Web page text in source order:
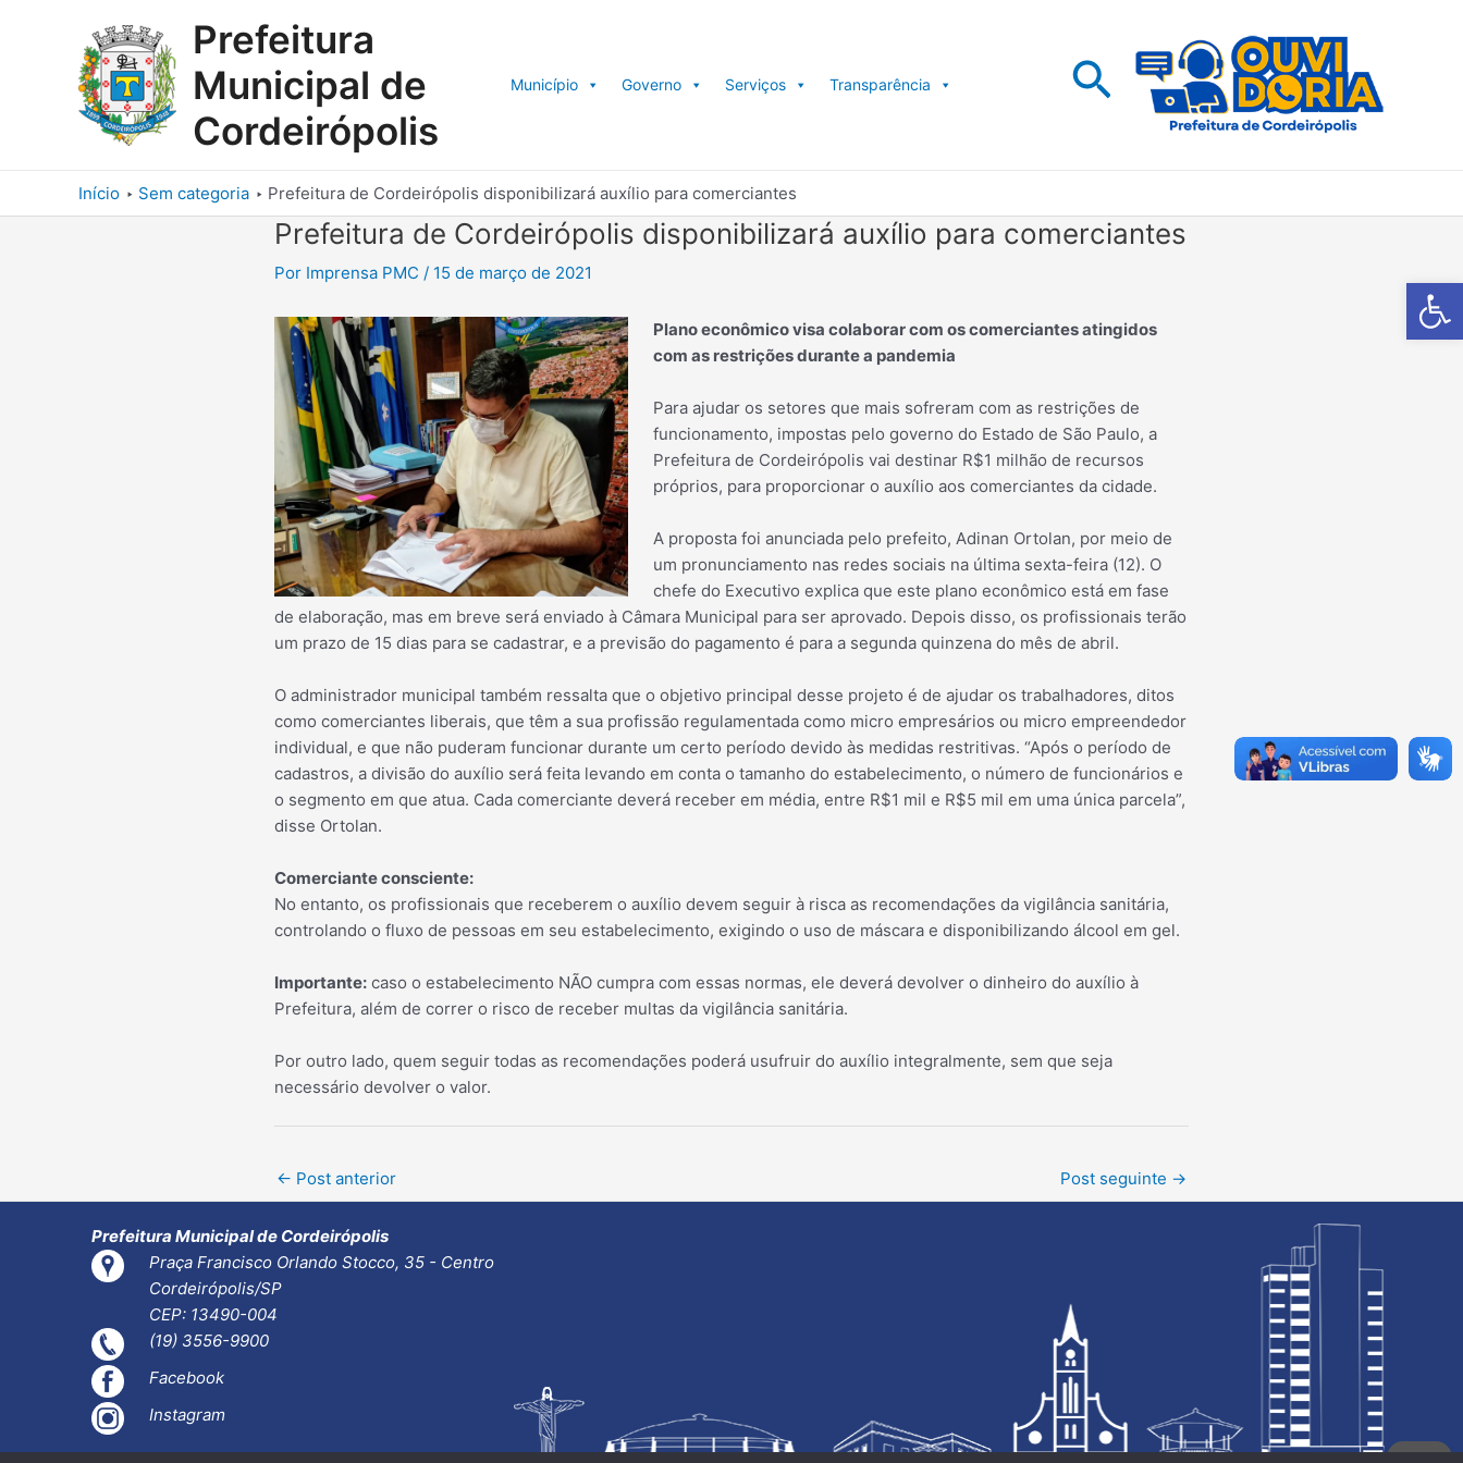
Barra de
Prefeitura
Municipal de
Cordeirópolis
Município Governo Serviços Transparência Pesquisar
Início Sem categoria Prefeitura de Cordeirópolis disponibilizará auxílio para comerciantes
Prefeitura de Cordeirópolis disponibilizará auxílio para comerciantes
Por Imprensa PMC / 15 de março de 2021
Plano econômico visa colaborar com os comerciantes atingidos
com as restrições durante a pandemia
Para ajudar os setores que mais sofreram com as restrições de
funcionamento, impostas pelo governo do Estado de São Paulo, a
Prefeitura de Cordeirópolis vai destinar R$1 milhão de recursos
próprios, para proporcionar o auxílio aos comerciantes da cidade.
A proposta foi anunciada pelo prefeito, Adinan Ortolan, por meio de
um pronunciamento nas redes sociais na última sexta-feira (12). O
chefe do Executivo explica que este plano econômico está em fase
de elaboração, mas em breve será enviado à Câmara Municipal para ser aprovado. Depois disso, os profissionais terão
um prazo de 15 dias para se cadastrar, e a previsão do pagamento é para a segunda quinzena do mês de abril.
O administrador municipal também ressalta que o objetivo principal desse projeto é de ajudar os trabalhadores, ditos
como comerciantes liberais, que têm a sua profissão regulamentada como micro empresários ou micro empreendedor
individual, e que não puderam funcionar durante um certo período devido às medidas restritivas. “Após o período de
cadastros, a divisão do auxílio será feita levando em conta o tamanho do estabelecimento, o número de funcionários e
o segmento em que atua. Cada comerciante deverá receber em média, entre R$1 mil e R$5 mil em uma única parcela”,
disse Ortolan.
Comerciante consciente:
No entanto, os profissionais que receberem o auxílio devem seguir à risca as recomendações da vigilância sanitária,
controlando o fluxo de pessoas em seu estabelecimento, exigindo o uso de máscara e disponibilizando álcool em gel.
Importante: caso o estabelecimento NÃO cumpra com essas normas, ele deverá devolver o dinheiro do auxílio à
Prefeitura, além de correr o risco de receber multas da vigilância sanitária.
Por outro lado, quem seguir todas as recomendações poderá usufruir do auxílio integralmente, sem que seja
necessário devolver o valor.
Post
← Post anterior Post seguinte →
Prefeitura Municipal de Cordeirópolis
Praça Francisco Orlando Stocco, 35 - Centro
Cordeirópolis/SP
CEP: 13490-004
(19) 3556-9900
Facebook
Instagram